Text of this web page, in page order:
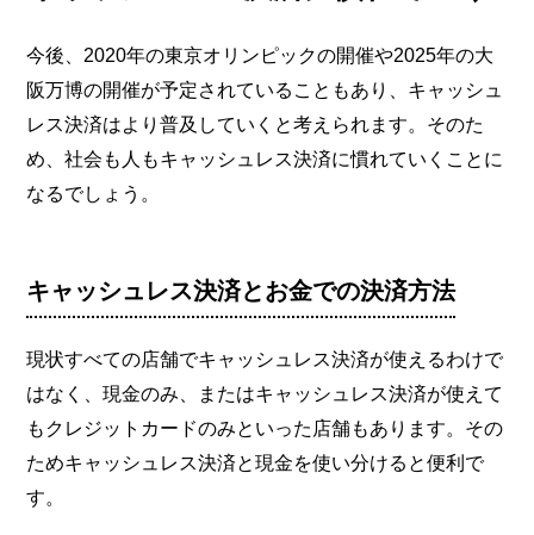
今後、2020年の東京オリンピックの開催や2025年の大
阪万博の開催が予定されていることもあり、キャッシュ
レス決済はより普及していくと考えられます。そのた
め、社会も人もキャッシュレス決済に慣れていくことに
なるでしょう。
キャッシュレス決済とお金での決済方法
現状すべての店舗でキャッシュレス決済が使えるわけで
はなく、現金のみ、またはキャッシュレス決済が使えて
もクレジットカードのみといった店舗もあります。その
ためキャッシュレス決済と現金を使い分けると便利で
す。